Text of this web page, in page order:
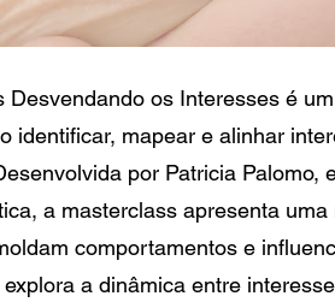
Desvendando os Interesses é
identificar, mapear e alinhar
por Patricia
a masterclass apresenta
comportamentos e
a dinâmica entre